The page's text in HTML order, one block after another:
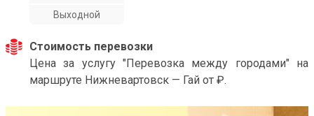
Выходной
Стоимость перевозки
Цена за услугу "Перевозка между городами" на
маршруте Нижневартовск — Гай от ₽.